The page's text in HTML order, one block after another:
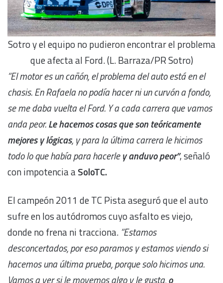
Sotro y el equipo no pudieron encontrar el problema
que afecta al Ford. (L. Barraza/PR Sotro)
“El motor es un cañón, el problema del auto está en el
chasis. En Rafaela no podía hacer ni un curvón a fondo,
se me daba vuelta el Ford. Y a cada carrera que vamos
anda peor.Le hacemos cosas que son teóricamente
mejores y lógicas, y para la última carrera le hicimos
todo lo que había para hacerleyanduvo peor”, señaló
con impotencia aSoloTC.
El campeón 2011 de TC Pista aseguró que el auto
sufre en losautódromos cuyo asfalto es viejo,
donde no frena ni tracciona. “Estamos
desconcertados, por eso paramos y estamos viendo si
hacemos una última prueba, porque solo hicimos una.
Vamos a ver si le movemos algo y le gusta,o